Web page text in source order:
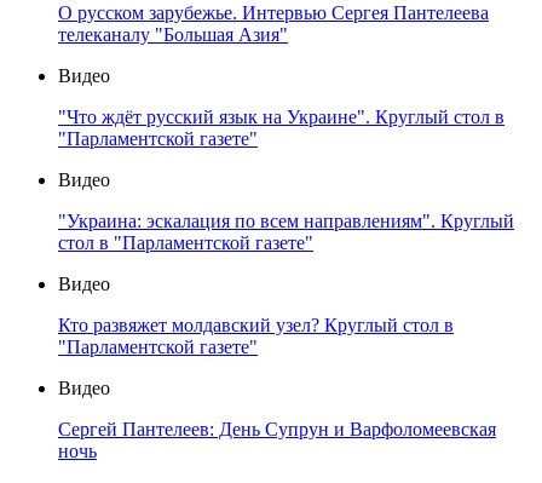
О русском зарубежье. Интервью Сергея Пантелеева
телеканалу "Большая Азия"
Видео
"Что ждёт русский язык на Украине". Круглый стол в
"Парламентской газете"
Видео
"Украина: эскалация по всем направлениям". Круглый
стол в "Парламентской газете"
Видео
Кто развяжет молдавский узел? Круглый стол в
"Парламентской газете"
Видео
Сергей Пантелеев: День Супрун и Варфоломеевская
ночь